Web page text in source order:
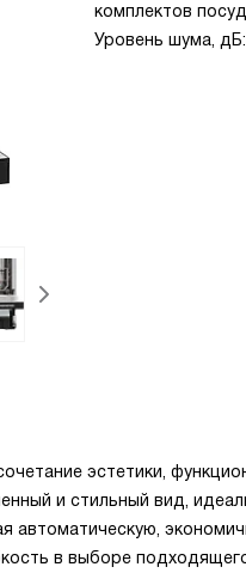
комплектов
Уровень шума,
эстетики,
и стильный вид,
в выборе